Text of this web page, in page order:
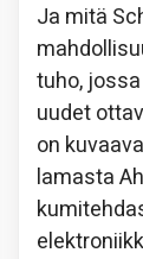
Ja mitä
tuho,
uudet
on
lamasta